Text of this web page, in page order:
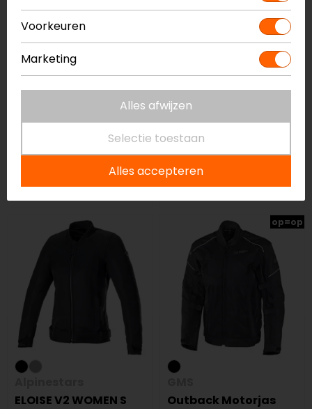
Lady Alias QS
169,99
IXON
Cornet Lady Motorjas
189,99
ELOISE V2 WOMEN S
op=op
Outback Motorjas
Voorkeuren
Marketing
Alles afwijzen
Selectie toestaan
Alles accepteren